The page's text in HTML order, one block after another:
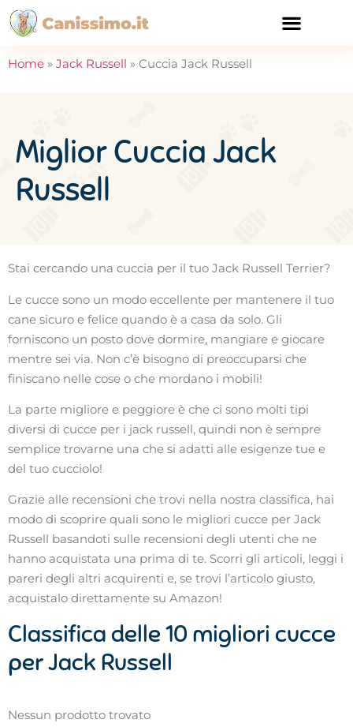
Home » Jack Russell » Cuccia Jack Russell
Miglior Cuccia Jack
Russell
Stai cercando una cuccia per il tuo Jack Russell Terrier?
Le cucce sono un modo eccellente per mantenere il tuo
cane sicuro e felice quando è a casa da solo. Gli
forniscono un posto dove dormire, mangiare e giocare
mentre sei via. Non c’è bisogno di preoccuparsi che
finiscano nelle cose o che mordano i mobili!
La parte migliore e peggiore è che ci sono molti tipi
diversi di cucce per i jack russell, quindi non è sempre
semplice trovarne una che si adatti alle esigenze tue e
del tuo cucciolo!
Grazie alle recensioni che trovi nella nostra classifica, hai
modo di scoprire quali sono le migliori cucce per Jack
Russell basandoti sulle recensioni degli utenti che ne
hanno acquistata una prima di te. Scorri gli articoli, leggi i
pareri degli altri acquirenti e, se trovi l’articolo giusto,
acquistalo direttamente su Amazon!
Classifica delle 10 migliori cucce
per Jack Russell
Nessun prodotto trovato